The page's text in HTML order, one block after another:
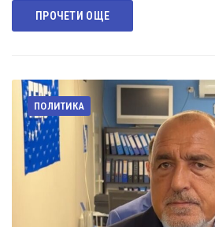
ПРОЧЕТИ ОЩЕ
ПОЛИТИКА